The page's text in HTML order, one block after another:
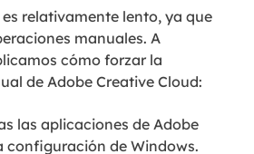
relativamente lento, ya que
manuales. A
cómo forzar la
de Adobe Creative Cloud:
las aplicaciones de Adobe
configuración de Windows.